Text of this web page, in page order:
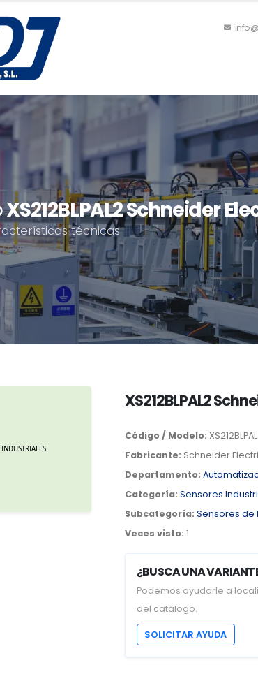
XS212BLPAL2 Schneider
técnicas
XS212BLPAL2
Código / Modelo:
Fabricante: Schneider
Departamento:
Categoría: Sensores
Subcategoría: Sensores de
Veces visto: 1
¿BUSCA UNA
Podemos ayudarle a
del catálogo.
SOLICITAR AYUDA